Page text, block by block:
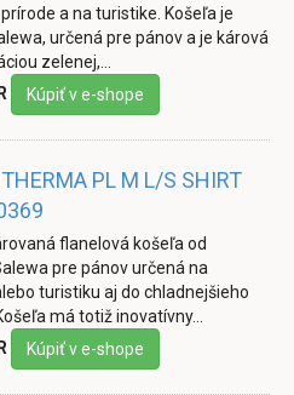
a na turistike. Košeľa je
určená pre pánov a je kárová
zelenej,…
Kúpiť v e-shope
PL M L/S SHIRT
flanelová košeľa od
pre pánov určená na
turistiku aj do chladnejšieho
má totiž inovatívny…
Kúpiť v e-shope